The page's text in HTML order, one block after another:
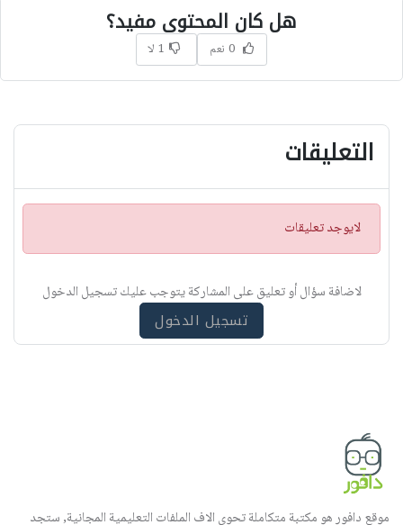
هل كان المحتوى مفيد؟
0 نعم 1 لا
التعليقات
ت
ن
ي
لايوجد تعليقات
لاضافة سؤال أو تعليق على المشاركة يتوجب عليك تسجيل الدخول
تسجيل الدخول
موقع دافور هو مكتبة متكاملة تحوي الاف الملفات التعليمية المجانية, ستجد